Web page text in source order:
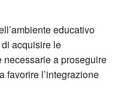
educativo
acquisire le
a proseguire
favorire l’integrazione